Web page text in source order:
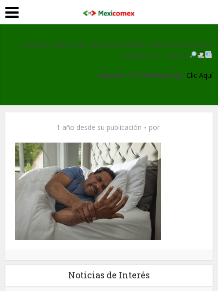
¿Deseas mejorar tu reputación digital, posicionamiento en
google y ser noticia?
Adquiere tu Publirreportaje: Clic Aquí
1 año desde su publicación por
Noticias de Interés